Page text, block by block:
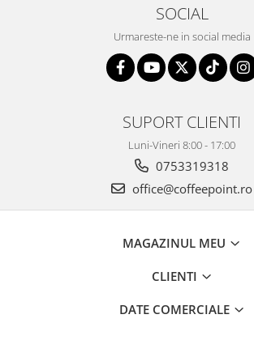
SOCIAL
Urmareste-ne in social media
SUPORT CLIENTI
Luni-Vineri 8:00 - 17:00
0753319318
office@coffeepoint.ro
MAGAZINUL MEU
CLIENTI
DATE COMERCIALE